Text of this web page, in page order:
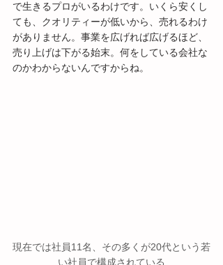
で生きるプロがいるわけです。いくら安くし
ても、クオリティーが低いから、売れるわけ
がありません。事業を広げれば広げるほど、
売り上げは下がる始末。何をしている会社な
のかわからないんですからね。
現在では社員11名、その多くが20代という若
い社員で構成されている